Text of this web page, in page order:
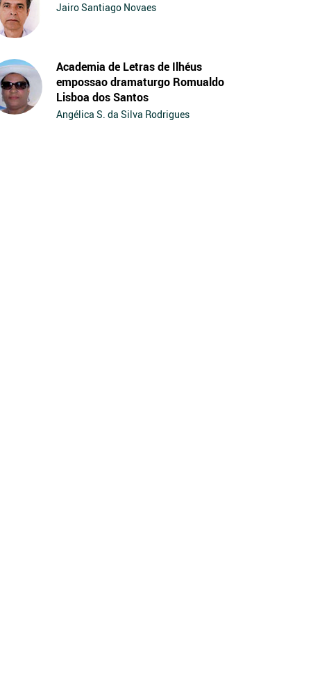
Jairo Santiago Novaes
Academia de Letras de Ilhéus
empossao dramaturgo Romualdo
Lisboa dos Santos
Angélica S. da Silva Rodrigues